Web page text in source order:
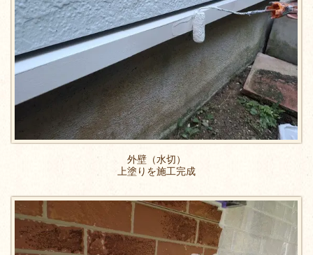
外壁（水切）
上塗りを施工完成